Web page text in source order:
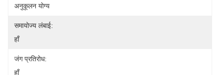
अनुकूलन योग्य
समायोज्य लंबाई:
हाँ
जंग प्रतिरोध:
हाँ